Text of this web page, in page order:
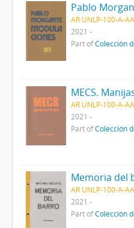
Pablo
AR UNLP-100-A-
2021
Part ofColección
MECS.
AR UNLP-100-A-
2021
Part ofColección
Memoria del
AR UNLP-100-A-
2021
Part ofColección